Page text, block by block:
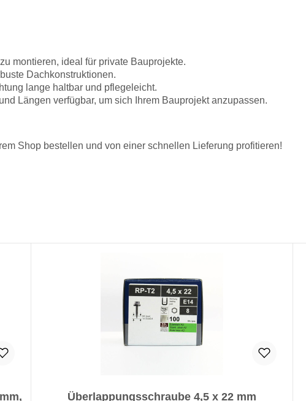
montieren, ideal für private Bauprojekte.
Dachkonstruktionen.
lange haltbar und pflegeleicht.
Längen verfügbar, um sich Ihrem Bauprojekt anzupassen.
Shop bestellen und von einer schnellen Lieferung profitieren!
Überlappungsschraube 4,5 x 22 mm